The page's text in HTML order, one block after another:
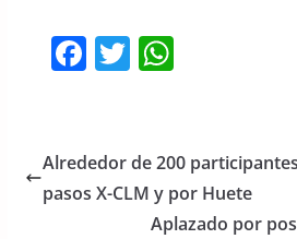
F
e
b
T
er
W
s
A
p
Alrededor de 200
pasos X-CLM y por Huete
Aplazado por